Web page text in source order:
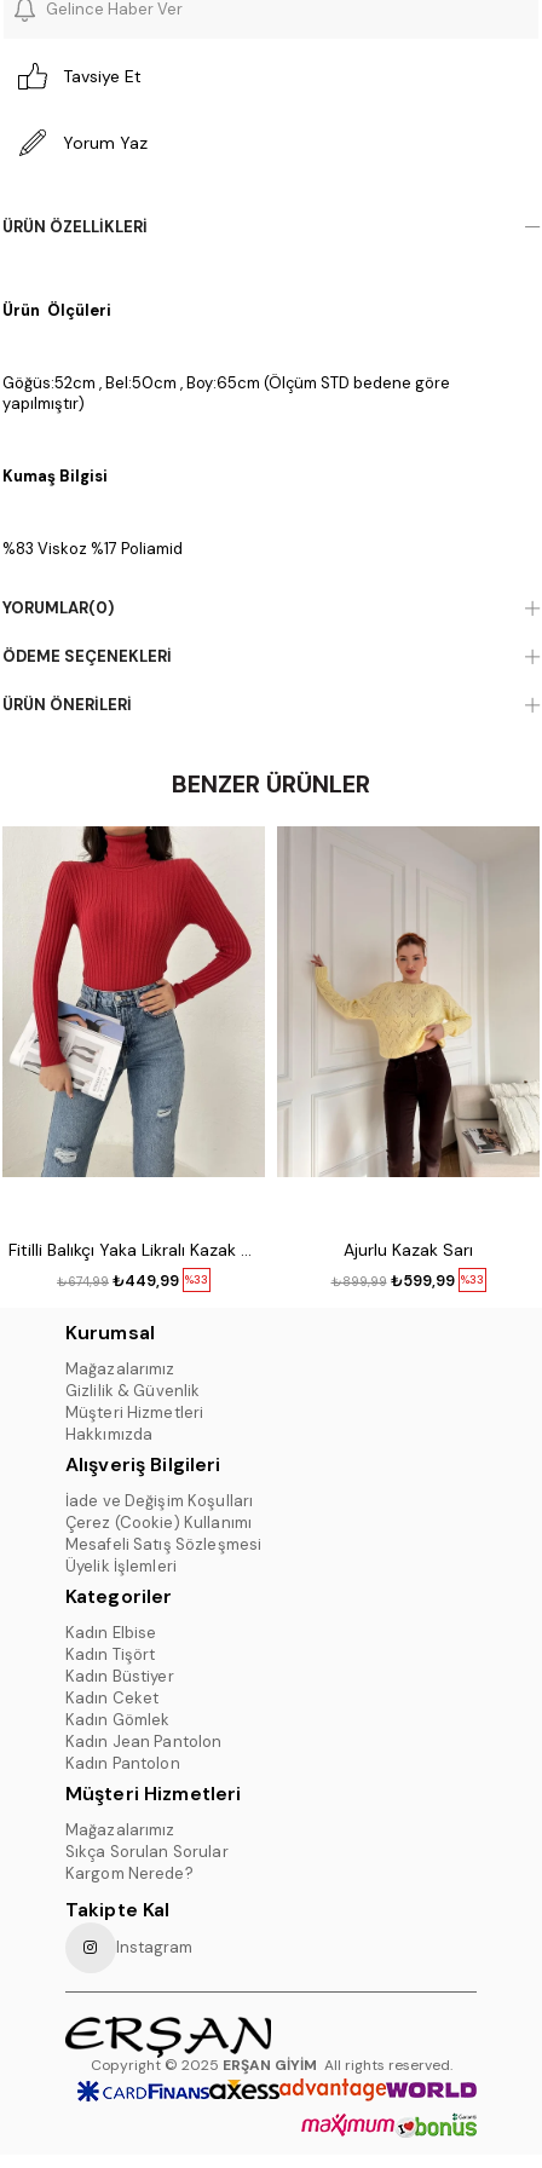
Gelince Haber Ver
Tavsiye Et
Yorum Yaz
ÜRÜN ÖZELLIKLERI
Ürün Ölçüleri
Göğüs:52cm , Bel:50cm , Boy:65cm (Ölçüm STD bedene göre
yapılmıştır)
Kumaş Bilgisi
%83 Viskoz %17 Poliamid
YORUMLAR(0)
ÖDEME SEÇENEKLERI
ÜRÜN ÖNERILERI
BENZER ÜRÜNLER
Fitilli Balıkçı Yaka Likralı Kazak Kırmızı
%33
₺449,99
₺674,99
Ajurlu Kazak Sarı
%33
₺599,99
₺899,99
Kurumsal
Mağazalarımız
Gizlilik & Güvenlik
Müşteri Hizmetleri
Hakkımızda
Alışveriş Bilgileri
İade ve Değişim Koşulları
Çerez (Cookie) Kullanımı
Mesafeli Satış Sözleşmesi
Üyelik İşlemleri
Kategoriler
Kadın Elbise
Kadın Tişört
Kadın Büstiyer
Kadın Ceket
Kadın Gömlek
Kadın Jean Pantolon
Kadın Pantolon
Müşteri Hizmetleri
Mağazalarımız
Sıkça Sorulan Sorular
Kargom Nerede?
Takipte Kal
Instagram
Copyright © 2025 ERŞAN GİYİM All rights reserved.